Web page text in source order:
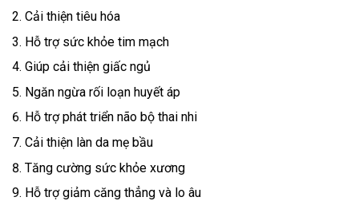
Cải thiện tiêu hóa
Hỗ trợ sức khỏe tim mạch
Giúp cải thiện giấc ngủ
Ngăn ngừa rối loạn huyết áp
Hỗ trợ phát triển não bộ thai nhi
Cải thiện làn da mẹ bầu
Tăng cường sức khỏe xương
Hỗ trợ giảm căng thẳng và lo âu